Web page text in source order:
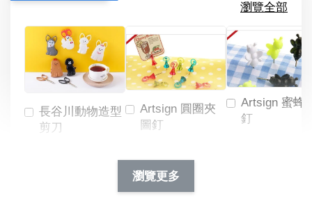
瀏覽全部
長谷川動物造型
剪刀
Artsign 圓圈夾
圖釘
NT$ 19.00
NT$ 66.00
Artsign 蜜蜂
釘
瀏覽更多